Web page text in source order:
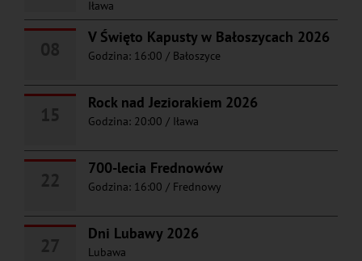
Iława
V Święto Kapusty w Bałoszycach 2026
Godzina: 16:00 / Bałoszyce
Rock nad Jeziorakiem 2026
Godzina: 20:00 / Iława
700-lecia Frednowów
Godzina: 16:00 / Frednowy
Dni Lubawy 2026
Lubawa